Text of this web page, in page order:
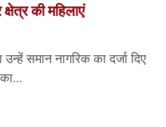
की महिलाएं
उन्हें समान नागरिक का दर्जा दिए